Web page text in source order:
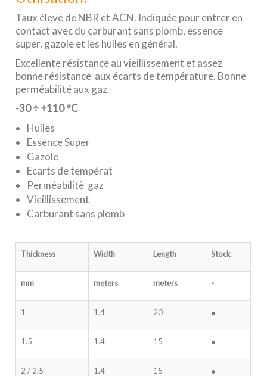
Taux élevé de NBR et ACN. Indiquée pour entrer en
contact avec du carburant sans plomb, essence
super, gazole et les huiles en général.
Excellente résistance au vieillissement et assez
bonne résistance aux écarts de température. Bonne
perméabilité aux gaz.
-30÷+110 °C
Huiles
Essence Super
Gazole
Ecarts de températ
Perméabilitè gaz
Vieillissement
Carburant sans plomb
Thickness Width Length Stock
mm meters meters -
1 1.4 20 ●
1.5 1.4 15 ●
2 / 2.5 1.4 15 ●